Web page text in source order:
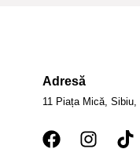
Adresă
11 Piața Mică, Sibiu,